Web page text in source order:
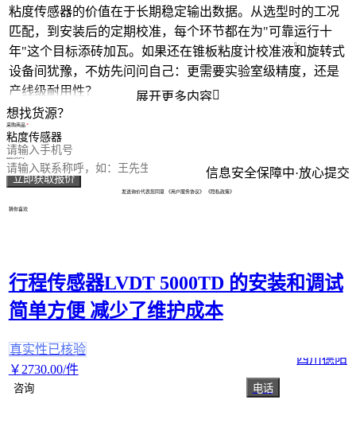
粘度传感器的价值在于长期稳定输出数据。从选型时的工况
匹配，到安装后的定期校准，每个环节都在为"可靠运行十
年"这个目标添砖加瓦。如果还在锥板粘度计校准液和旋转式
设备间犹豫，不妨先问问自己：更需要实验室级精度，还是
产线级耐用性？
展开更多内容
想找货源？
采购商品
您的电话
您的称呼
立即获取报价 信息安全保障中·放心提交
发送询价代表您同意 《用户服务协议》 《隐私政策》
猜你喜欢
行程传感器LVDT 5000TD 的安装和调试
简单方便 减少了维护成本
真实性已核验
￥ 2730.00/件
四川德阳
咨询 电话